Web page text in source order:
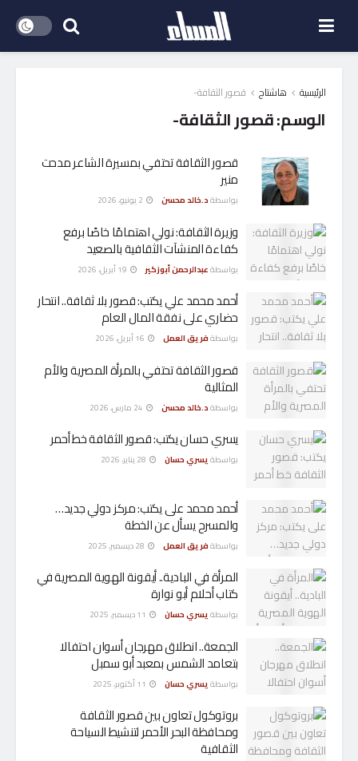
الرئيسية هاشتاج قصور الثقافة-
الوسم:قصور الثقافة-
قصور الثقافة تحتفي بمسيرة الشاعر مدحت
منير
بواسطةد.خالد محسن
وزيرة الثقافة: نولي اهتمامًا خاصًا برفع
كفاءة المنشآت الثقافية بالصعيد
بواسطةعبدالرحمن أبوزكير
أحمد محمد علي يكتب: قصور بلا ثقافة.. انتحار
حضاري على نفقة المال العام
بواسطةفريق العمل
قصور الثقافة تحتفي بالمرأة المصرية والأم
المثالية
بواسطةد.خالد محسن
يسري حسان يكتب: قصور الثقافة خط أحمر
بواسطةيسري حسان
أحمد محمد على يكتب: مركز دولي جديد…
والمسرح يسأل عن الخطة
بواسطةفريق العمل
المرأة في البادية.. أيقونة الهوية المصرية في
كتاب أحلام أبو نوارة
بواسطةيسري حسان
الجمعة.. انطلاق مهرجان أسوان احتفالا
بتعامد الشمس بمعبد أبو سمبل
بواسطة يسري حسان
بروتوكول تعاون بين قصور الثقافة
ومحافظة البحر الأحمر لتنشيط السياحة
الثقافية